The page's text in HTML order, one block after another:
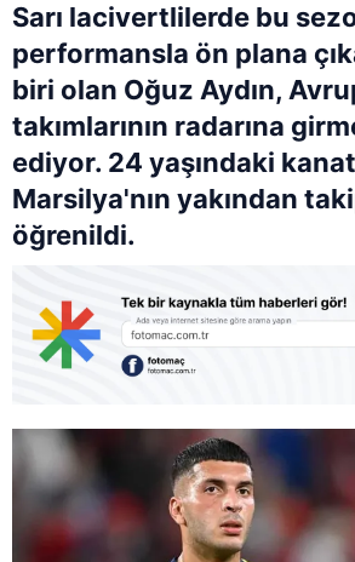
Sarı lacivertlilerde bu
performansla ön plana
biri olan Oğuz Aydın,
takımlarının radarına
ediyor. 24 yaşındaki
Marsilya'nın yakından
öğrenildi.